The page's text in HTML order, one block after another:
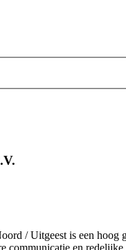
/ Uitgeest is een
communicatie en